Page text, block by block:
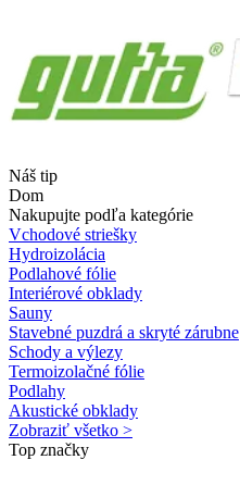
Náš tip
Dom
Nakupujte podľa kategórie
Vchodové striešky
Hydroizolácia
Podlahové fólie
Interiérové obklady
Sauny
Stavebné puzdrá a skryté zárubne
Schody a výlezy
Termoizolačné fólie
Podlahy
Akustické obklady
Zobraziť všetko >
Top značky